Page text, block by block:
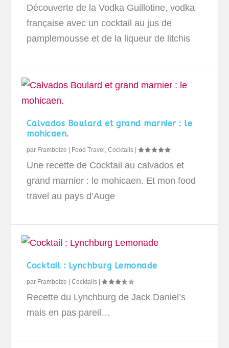
Découverte de la Vodka Guillotine, vodka
française avec un cocktail au jus de
pamplemousse et de la liqueur de litchis
Calvados Boulard et grand marnier : le
mohicaen.
par Framboize Food Travel ,Cocktails |
Une recette de Cocktail au calvados et
grand marnier : le mohicaen. Et mon food
travel au pays d’Auge
Cocktail : Lynchburg Lemonade
par Framboize |Cocktails |
Recette du Lynchburg de Jack Daniel’s
mais en pas pareil…